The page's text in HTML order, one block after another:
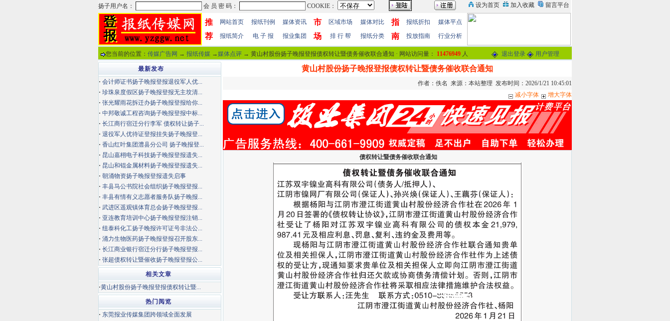
推
荐
网站首页 报纸刊例 媒体资讯
市
场
区域市场 媒体对比
指
南
报纸折扣
媒体平点
报纸简介
电 子 报 报业集团 排 行 帮 报纸分类 投放指南 行业分析
您当前的位置： 传媒广告网 → 报纸传媒 →媒体点评 → 黄山村股份扬子晚报登报债权转让暨债务催收联合通知 · 网站访问量： 11476949 人 退出登录 用户管理
黄山村股份扬子晚报登报债权转让暨债务催收联合通知
作者：佚名 来源：本站整理 发布时间：2026/1/21 10:45:01
减小字体
增大字体
债权转让暨债务催收联合通知
最新发布
· 会计师证书扬子晚报登报退役军人优...
· 珍珠泉度假区扬子晚报登报无主坟清...
· 张光耀雨花拆迁办扬子晚报登报给你...
· 中邦敬诚工程咨询扬子晚报登报中标...
· 长江商行宿迁分行李军 债权转让扬子...
· 退役军人优待证登报挂失扬子晚报登...
· 香山红叶集团澧县分公司 扬子晚报登...
· 昆山嘉栩电子科技扬子晚报登报遗失...
· 昆山和锟金属材料扬子晚报登报遗失...
· 朝涌物资扬子晚报登报遗失启事
· 丰县马公书院社会组织扬子晚报登报...
· 丰县有情有义志愿者服务队扬子晚报...
· 武进区遥观镇体育总会扬子晚报登报...
· 亚连教育培训中心扬子晚报登报注销...
· 纽泰科化工扬子晚报许可证号非法公...
· 涌力生物医药扬子晚报登报召开股东...
· 长江商业银行宿迁分行扬子晚报登报...
· 张超债权转让暨催收扬子晚报登报公...
相关文章
·黄山村股份扬子晚报登报债权转让暨...
热门阅览
· 东莞报业传媒集团跨领域全面发展